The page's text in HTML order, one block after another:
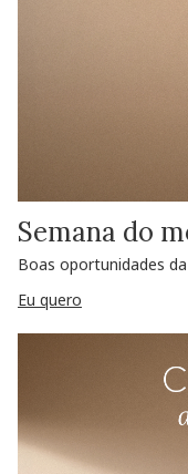
Semana do
Boas oportunidades
Eu quero